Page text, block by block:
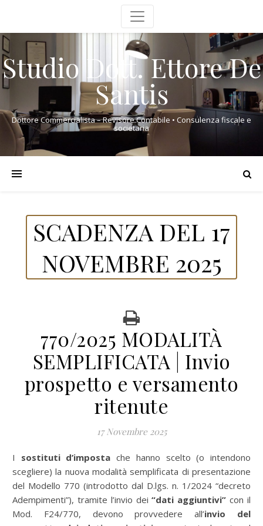
Studio Dott. Ettore De
Santis
Dottore Commercialista – Revisore Contabile • Consulenza fiscale e
societaria
SCADENZA DEL 17
NOVEMBRE 2025
770/2025 MODALITÀ
SEMPLIFICATA | Invio
prospetto e versamento
ritenute
17 Novembre 2025
sostituti d’impostache hanno scelto (o intendono
scegliere) la nuova modalità semplificata di presentazione
del Modello 770 (introdotto dal D.lgs. n. 1/2024 “decreto
Adempimenti”), tramite l’invio dei“dati aggiuntivi” con il
Mod. F24/770, devono provvedere all’invio del